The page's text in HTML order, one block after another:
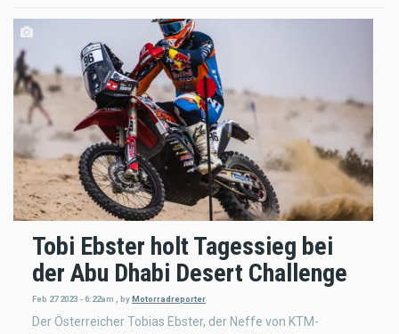
Tobi Ebster holt Tagessieg bei
der Abu Dhabi Desert Challenge
Feb 27 2023 - 6:22am , by Motorradreporter
Der Österreicher Tobias Ebster, der Neffe von KTM-